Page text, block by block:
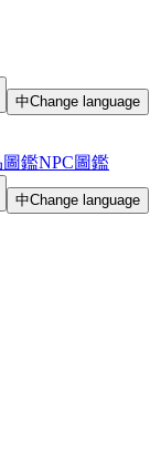
中Change language
鑑NPC圖鑑
中Change language